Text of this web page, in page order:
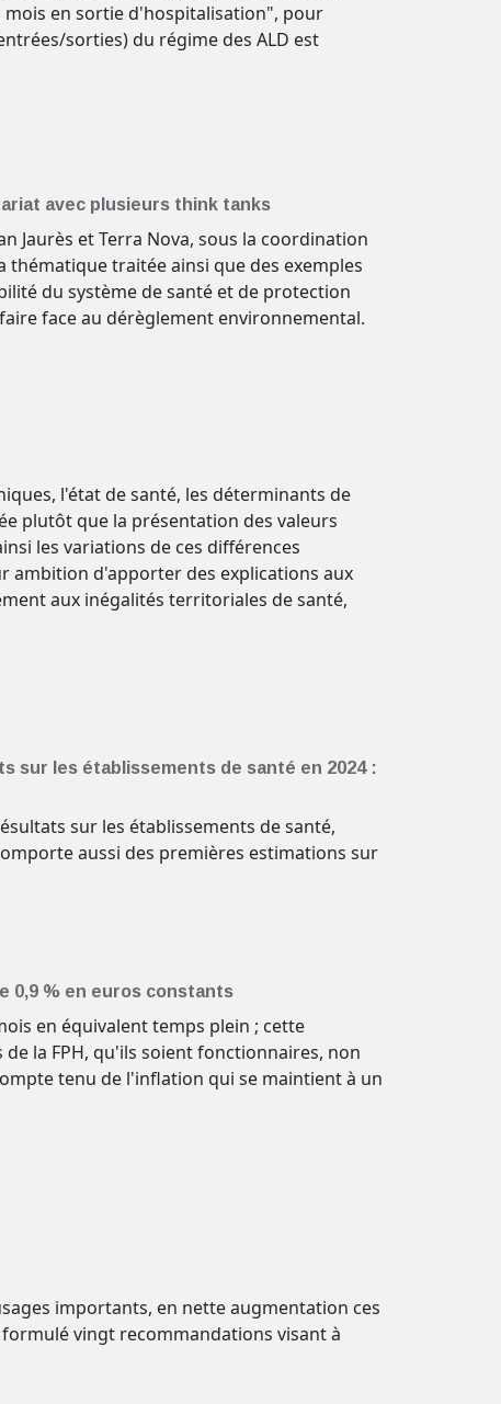
en sortie d'hospitalisation", pour
sorties) du régime des ALD est
avec plusieurs think tanks
Jaurès et Terra Nova, sous la coordination
thématique traitée ainsi que des exemples
du système de santé et de protection
face au dérèglement environnemental.
l'état de santé, les déterminants de
plutôt que la présentation des valeurs
les variations de ces différences
ambition d'apporter des explications aux
aux inégalités territoriales de santé,
sur les établissements de santé en 2024 :
sur les établissements de santé,
aussi des premières estimations sur
0,9 % en euros constants
en équivalent temps plein ; cette
la FPH, qu'ils soient fonctionnaires, non
tenu de l'inflation qui se maintient à un
importants, en nette augmentation ces
vingt recommandations visant à